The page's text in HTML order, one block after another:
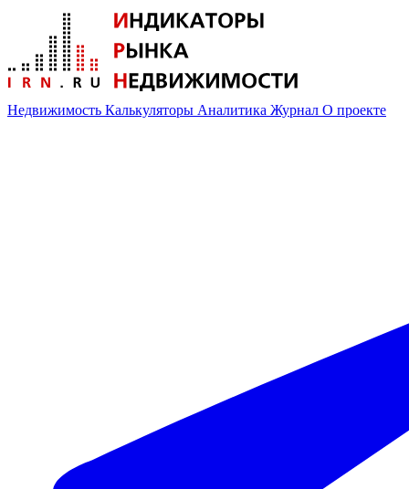
Недвижимость Калькуляторы Аналитика Журнал О проекте